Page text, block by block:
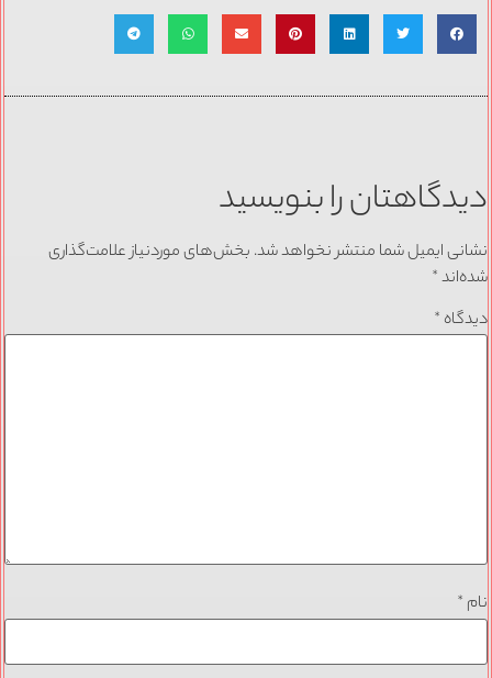
دیدگاهتان را بنویسید
نشانی ایمیل شما منتشر نخواهد شد. بخش‌های موردنیاز علامت‌گذاری
شده‌اند*
دیدگاه *
نام *